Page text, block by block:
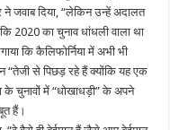
जवाब दिया, “लेकिन उन्हें अदालत
2020 का चुनाव धांधली वाला था
कि कैलिफोर्निया में अभी भी
“तेजी से पिछड़ रहे हैं क्योंकि यह एक
के चुनावों में “धोखाधड़ी” के अपने
हैं।